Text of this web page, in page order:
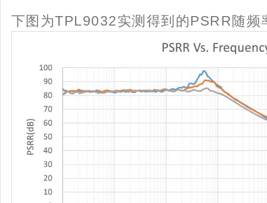
下图为TPL9032实测得到的PSRR随频